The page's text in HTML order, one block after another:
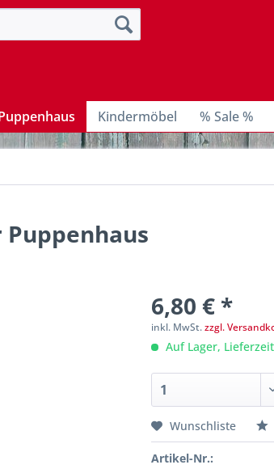
Kindermöbel % Sale %
6,80 € *
inkl. MwSt.zzgl.
Auf Lager,
Wunschliste
Artikel-Nr.: